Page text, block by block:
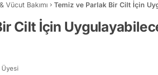
Vücut Bakımı
Temiz ve Parlak Bir Cilt İçin
Cilt İçin